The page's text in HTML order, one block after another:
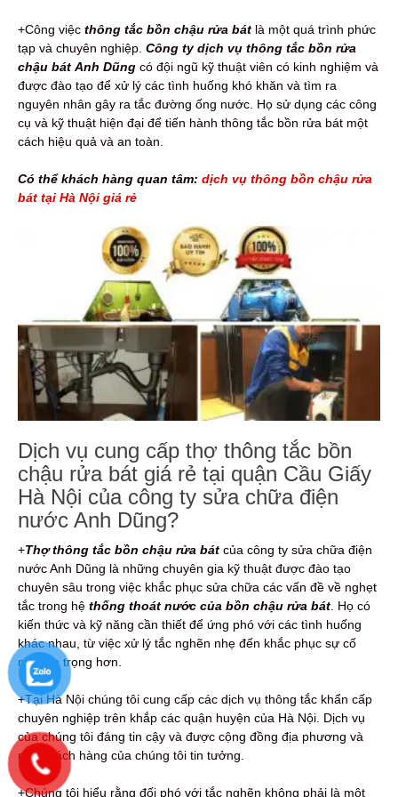
+Công việc thông tắc bồn chậu rửa bát là một quá trình phức
tạp và chuyên nghiệp. Công ty dịch vụ thông tắc bồn rửa
chậu bát Anh Dũng có đội ngũ kỹ thuật viên có kinh nghiệm và
được đào tạo để xử lý các tình huống khó khăn và tìm ra
nguyên nhân gây ra tắc đường ống nước. Họ sử dụng các công
cụ và kỹ thuật hiện đại để tiến hành thông tắc bồn rửa bát một
cách hiệu quả và an toàn.
Có thể khách hàng quan tâm: dịch vụ thông bồn chậu rửa
bát tại Hà Nội giá rẻ
Dịch vụ cung cấp thợ thông tắc bồn
chậu rửa bát giá rẻ tại quận Cầu Giấy
Hà Nội của công ty sửa chữa điện
nước Anh Dũng?
+Thợ thông tắc bồn chậu rửa bát của công ty sửa chữa điện
nước Anh Dũng là những chuyên gia kỹ thuật được đào tạo
chuyên sâu trong việc khắc phục sửa chữa các vấn đề về nghẹt
tắc trong hệ thống thoát nước của bồn chậu rửa bát . Họ có
kiến thức và kỹ năng cần thiết để ứng phó với các tình huống
khác nhau, từ việc xử lý tắc nghẽn nhẹ đến khắc phục sự cố
nghiêm trọng hơn.
+Tại Hà Nội chúng tôi cung cấp các dịch vụ thông tắc khẩn cấp
chuyên nghiệp trên khắp các quận huyện của Hà Nội. Dịch vụ
của chúng tôi đáng tin cậy và được cộng đồng địa phương và
mỗi khách hàng của chúng tôi tin tưởng.
+Chúng tôi hiểu rằng đối phó với tắc nghẽn không phải là một